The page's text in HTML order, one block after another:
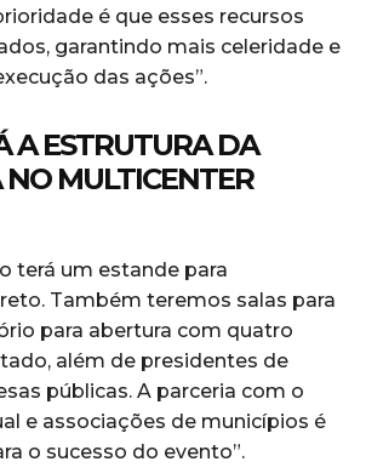
é que esses recursos
garantindo mais celeridade e
das ações”.
A ESTRUTURA DA
MULTICENTER
terá um estande para
Também teremos salas para
para abertura com quatro
além de presidentes de
públicas. A parceria com o
e associações de municípios é
o sucesso do evento”.